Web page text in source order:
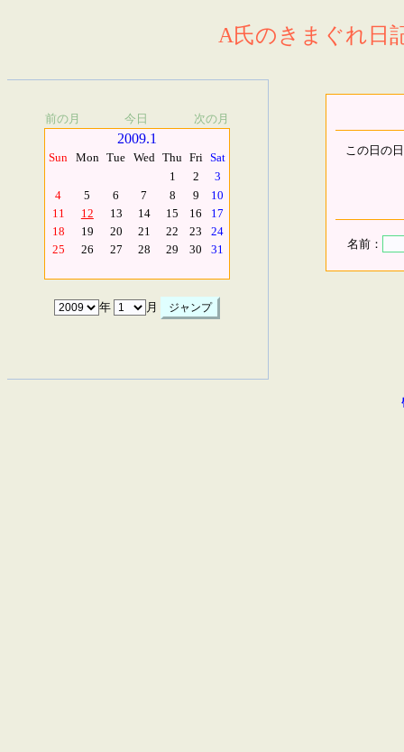
A氏のきまぐれ日
前の月 今日 次の月
2009.1
Sun Mon Tue Wed Thu Fri Sat
1
2
3
4
5 6 7 8 9
10
11
12 13 14 15 16
17
18
19 20 21 22 23
24
25
26 27 28 29 30 31
年 月
この日の
名前：